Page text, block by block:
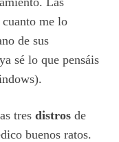
cuanto me lo
de sus
sé lo que pensáis
tres distros de
buenos ratos.